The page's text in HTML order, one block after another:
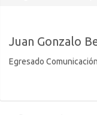
Juan Gonzalo
Egresado